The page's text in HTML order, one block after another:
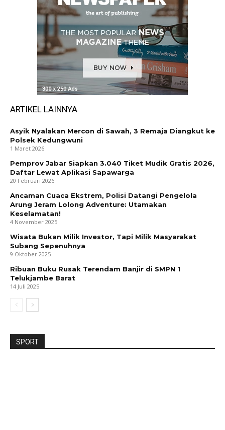
ARTIKEL LAINNYA
Asyik Nyalakan Mercon di Sawah, 3 Remaja Diangkut ke
Polsek Kedungwuni
1 Maret 2026
Pemprov Jabar Siapkan 3.040 Tiket Mudik Gratis 2026,
Daftar Lewat Aplikasi Sapawarga
20 Februari 2026
Ancaman Cuaca Ekstrem, Polisi Datangi Pengelola
Arung Jeram Lolong Adventure: Utamakan
Keselamatan!
4 November 2025
Wisata Bukan Milik Investor, Tapi Milik Masyarakat
Subang Sepenuhnya
9 Oktober 2025
Ribuan Buku Rusak Terendam Banjir di SMPN 1
Telukjambe Barat
14 Juli 2025
SPORT